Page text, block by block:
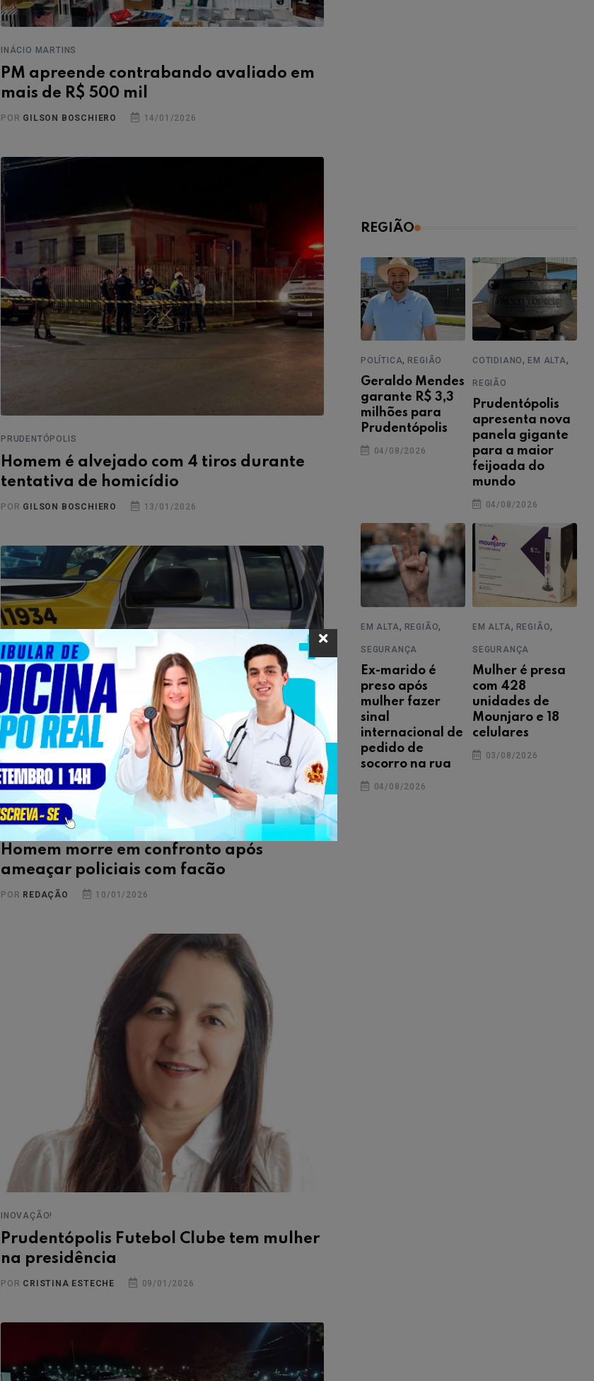
INÁCIO MARTINS
PM apreende contrabando avaliado em
mais de R$ 500 mil
POR GILSON BOSCHIERO 14/01/2026
PRUDENTÓPOLIS
Homem é alvejado com 4 tiros durante
tentativa de homicídio
POR GILSON BOSCHIERO 13/01/2026
PINHÃO
Homem morre em confronto após
ameaçar policiais com facão
POR REDAÇÃO 10/01/2026
INOVAÇÃO!
Prudentópolis Futebol Clube tem mulher
na presidência
POR CRISTINA ESTECHE 09/01/2026
REGIÃO
POLÍTICA, REGIÃO
Geraldo Mendes
garante R$ 3,3
milhões para
Prudentópolis
04/08/2026
COTIDIANO, EM ALTA,
REGIÃO
Prudentópolis
apresenta nova
panela gigante
para a maior
feijoada do
mundo
04/08/2026
EM ALTA , REGIÃO,
SEGURANÇA
Ex-marido é
preso após
mulher fazer
sinal
internacional de
pedido de
socorro na rua
04/08/2026
EM ALTA , REGIÃO,
SEGURANÇA
Mulher é presa
com 428
unidades de
Mounjaro e 18
celulares
03/08/2026